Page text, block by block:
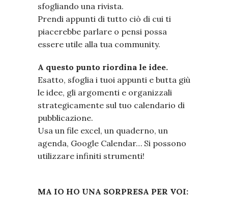
sfogliando una rivista.
Prendi appunti di tutto ciò di cui ti
piacerebbe parlare o pensi possa
essere utile alla tua community.
A questo punto riordina le idee.
Esatto, sfoglia i tuoi appunti e butta giù
le idee, gli argomenti e organizzali
strategicamente sul tuo calendario di
pubblicazione.
Usa un file excel, un quaderno, un
agenda, Google Calendar… Si possono
utilizzare infiniti strumenti!
MA IO HO UNA SORPRESA PER VOI: